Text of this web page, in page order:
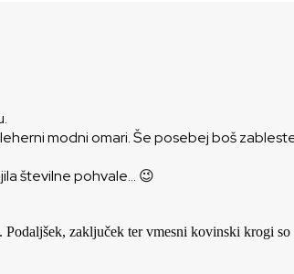
modni omari. Še posebej boš
številne pohvale… 😉
zaključek ter vmesni kovinski krogi